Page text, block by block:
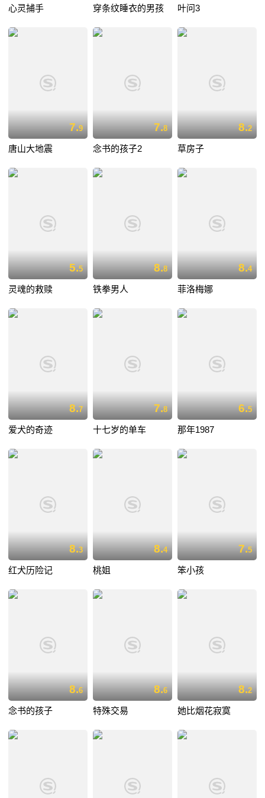
心灵捕手 穿条纹睡衣的男孩 叶问3
7.9
唐山大地震
7.8
念书的孩子2
8.2
草房子
5.5
灵魂的救赎
8.8
铁拳男人
8.4
菲洛梅娜
8.7
爱犬的奇迹
7.8
十七岁的单车
6.5
那年1987
8.3
红犬历险记
8.4
桃姐
7.5
笨小孩
8.6
念书的孩子
8.6
特殊交易
8.2
她比烟花寂寞